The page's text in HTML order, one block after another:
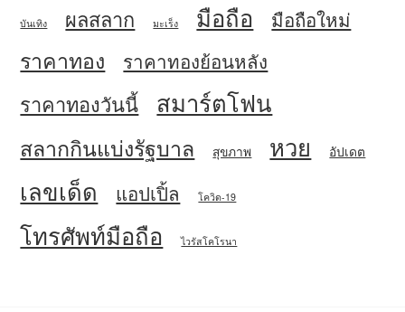
บันเทิง ผลสลาก มะเร็ง มือถือ มือถือใหม่
ราคาทอง ราคาทองย้อนหลัง
ราคาทองวันนี้ สมาร์ตโฟน
สลากกินแบ่งรัฐบาล สุขภาพ หวย อัปเดต
เลขเด็ด แอปเปิ้ล โควิด-19
โทรศัพท์มือถือ ไวรัสโคโรนา